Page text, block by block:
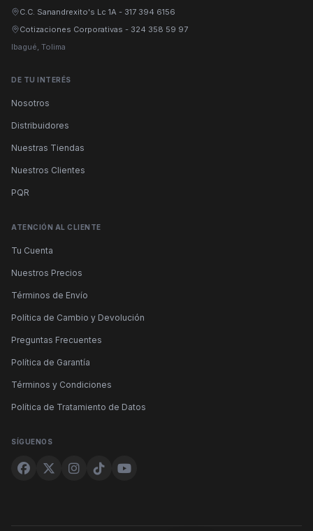
C.C. Sanandrexito's Lc 1A - 317 394 6156
Cotizaciones Corporativas - 324 358 59 97
Ibagué, Tolima
DE TU INTERÉS
Nosotros
Distribuidores
Nuestras Tiendas
Nuestros Clientes
PQR
ATENCIÓN AL CLIENTE
Tu Cuenta
Nuestros Precios
Términos de Envío
Política de Cambio y Devolución
Preguntas Frecuentes
Política de Garantía
Términos y Condiciones
Política de Tratamiento de Datos
SÍGUENOS